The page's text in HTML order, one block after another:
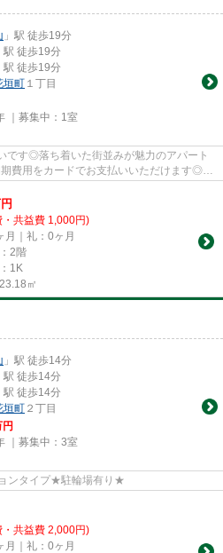
」駅 徒歩19分
駅 徒歩19分
駅 徒歩19分
垣町 １丁目
｜募集中： 1室
です◎落ち着いた街並みが魅力のアパート
費用をカードでお支払いいただけます◎当
円
・共益費 1,000円)
月｜礼：0ヶ月
2階
1K
㎡
」駅 徒歩14分
駅 徒歩14分
駅 徒歩14分
垣町 ２丁目
円
｜募集中： 3室
ンタイプ★駐輪場有り★
・共益費 2,000円)
月｜礼：0ヶ月